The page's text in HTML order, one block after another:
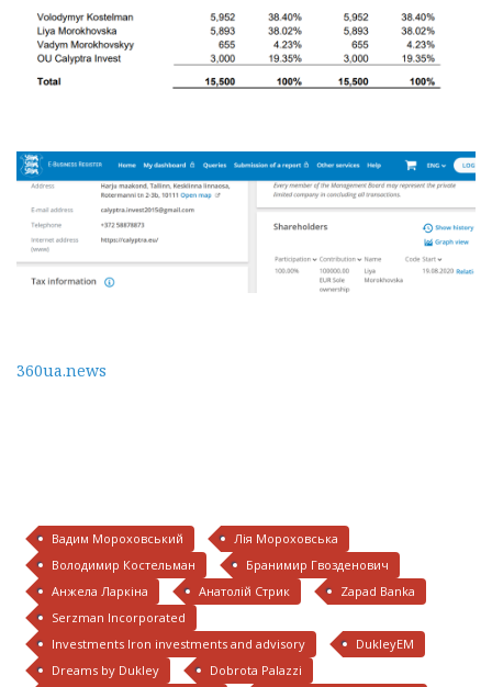
360ua.news
Вадим Мороховський
Лія Мороховська
Володимир Костельман
Бранимир Гвозденович
Анжела Ларкіна
Анатолій Стрик
Zapad Banka
Serzman Incorporated
Investments Iron investments and advisory
DukleyEM
Dreams by Dukley
Dobrota Palazzi